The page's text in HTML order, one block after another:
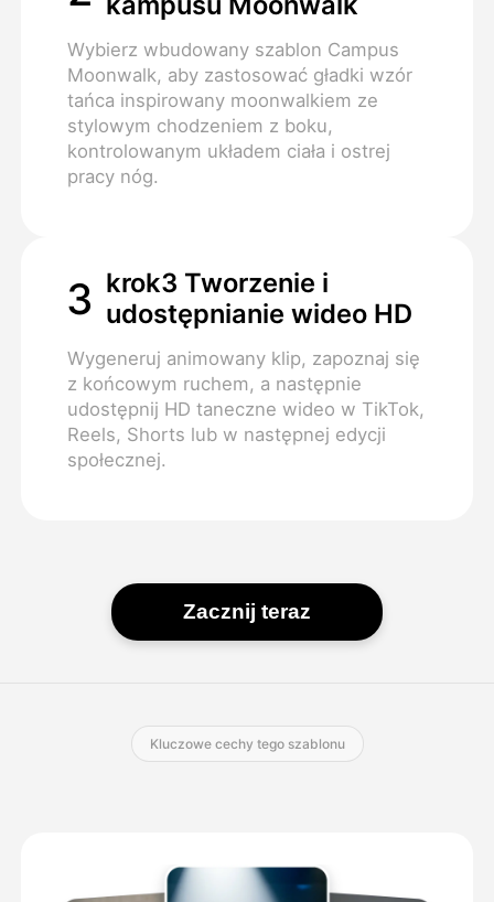
Wybierz wbudowany szablon Campus
Moonwalk, aby zastosować gładki wzór
tańca inspirowany moonwalkiem ze
stylowym chodzeniem z boku,
kontrolowanym układem ciała i ostrej
pracy nóg.
3 krok3 Tworzenie i
udostępnianie wideo HD
Wygeneruj animowany klip, zapoznaj się
z końcowym ruchem, a następnie
udostępnij HD taneczne wideo w TikTok,
Reels, Shorts lub w następnej edycji
społecznej.
Zacznij teraz
Kluczowe cechy tego szablonu